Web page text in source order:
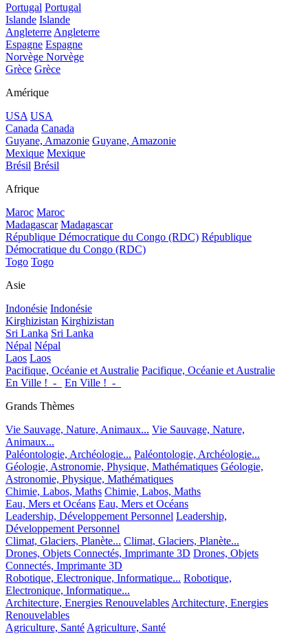
Portugal Portugal
Islande Islande
Angleterre Angleterre
Espagne Espagne
Norvège Norvège
Grèce Grèce
Amérique
USA USA
Canada Canada
Guyane, Amazonie Guyane, Amazonie
Mexique Mexique
Brésil Brésil
Afrique
Maroc Maroc
Madagascar Madagascar
République Démocratique du Congo (RDC) République
Démocratique du Congo (RDC)
Togo Togo
Asie
Indonésie Indonésie
Kirghizistan Kirghizistan
Sri Lanka Sri Lanka
Népal Népal
Laos Laos
Pacifique, Océanie et Australie Pacifique, Océanie et Australie
En Ville !_-_
En Ville !_-_
Grands Thèmes
Vie Sauvage, Nature, Animaux... Vie Sauvage, Nature,
Animaux...
Paléontologie, Archéologie... Paléontologie, Archéologie...
Géologie, Astronomie, Physique, Mathématiques Géologie,
Astronomie, Physique, Mathématiques
Chimie, Labos, Maths Chimie, Labos, Maths
Eau, Mers et Océans Eau, Mers et Océans
Leadership, Développement Personnel Leadership,
Développement Personnel
Climat, Glaciers, Planète... Climat, Glaciers, Planète...
Drones, Objets Connectés, Imprimante 3D Drones, Objets
Connectés, Imprimante 3D
Robotique, Electronique, Informatique... Robotique,
Electronique, Informatique...
Architecture, Energies Renouvelables Architecture, Energies
Renouvelables
Agriculture, Santé Agriculture, Santé